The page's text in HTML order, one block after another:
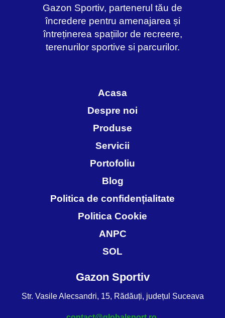
Gazon Sportiv, partenerul tău de
încredere pentru amenajarea și
întreținerea spațiilor de recreere,
terenurilor sportive si parcurilor.
Acasa
Despre noi
Produse
Servicii
Portofoliu
Blog
Politica de confidențialitate
Politica Cookie
ANPC
SOL
Gazon Sportiv
Str. Vasile Alecsandri, 15, Rădăuți, județul Suceava